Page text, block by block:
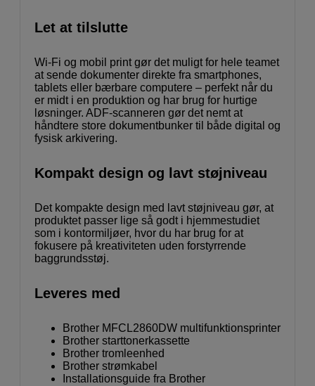
Let at tilslutte
Wi-Fi og mobil print gør det muligt for hele teamet
at sende dokumenter direkte fra smartphones,
tablets eller bærbare computere – perfekt når du
er midt i en produktion og har brug for hurtige
løsninger. ADF-scanneren gør det nemt at
håndtere store dokumentbunker til både digital og
fysisk arkivering.
Kompakt design og lavt støjniveau
Det kompakte design med lavt støjniveau gør, at
produktet passer lige så godt i hjemmestudiet
som i kontormiljøer, hvor du har brug for at
fokusere på kreativiteten uden forstyrrende
baggrundsstøj.
Leveres med
Brother MFCL2860DW multifunktionsprinter
Brother starttonerkassette
Brother tromleenhed
Brother strømkabel
Installationsguide fra Brother